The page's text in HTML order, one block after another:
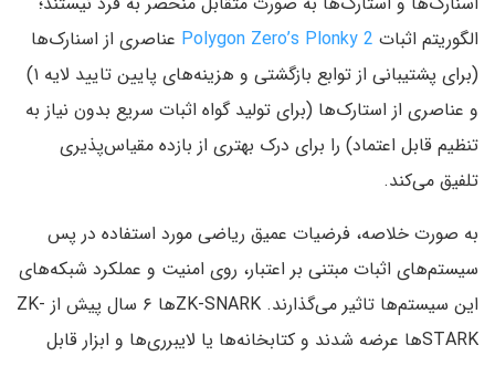
الگوریتم اثبات Polygon Zero’s Plonky 2 عناصری از اسنارک‌ها
(برای پشتیبانی از توابع بازگشتی و هزینه‌های پایین تایید لایه ۱‌)
و عناصری از استارک‌ها (برای تولید گواه اثبات سریع بدون نیاز به
تنظیم قابل اعتماد‌) را برای درک بهتری از بازده مقیاس‌پذیری
تلفیق می‌کند.
به صورت خلاصه‌، فرضیات عمیق ریاضی مورد استفاده در پس
سیستم‌های اثبات مبتنی بر اعتبار، روی امنیت و عملکرد شبکه‌های
این سیستم‌ها تاثیر می‌گذارند. ZK-SNARK‌ها ۶ سال پیش از ZK-
STARK‌ها عرضه شدند و کتابخانه‌ها یا لایبرری‌ها و ابزار قابل